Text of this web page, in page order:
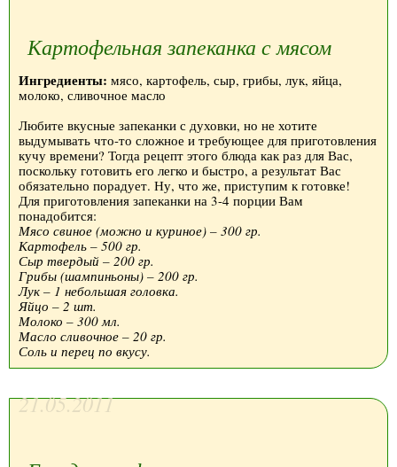
Картофельная запеканка с мясом
Ингредиенты: мясо, картофель, сыр, грибы, лук, яйца,
молоко, сливочное масло
Любите вкусные запеканки с духовки, но не хотите
выдумывать что-то сложное и требующее для приготовления
кучу времени? Тогда рецепт этого блюда как раз для Вас,
поскольку готовить его легко и быстро, а результат Вас
обязательно порадует. Ну, что же, приступим к готовке!
Для приготовления запеканки на 3-4 порции Вам
понадобится:
Мясо свиное (можно и куриное) – 300 гр.
Картофель – 500 гр.
Сыр твердый – 200 гр.
Грибы (шампиньоны) – 200 гр.
Лук – 1 небольшая головка.
Яйцо – 2 шт.
Молоко – 300 мл.
Масло сливочное – 20 гр.
Соль и перец по вкусу.
21.05.2011